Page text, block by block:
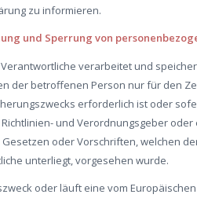
zu informieren.
und Sperrung von
verarbeitet und
der betroffenen Person nur für den
erforderlich ist oder
und Verordnungsgeber oder
oder Vorschriften, welchen
unterliegt, vorgesehen wurde.
oder läuft eine vom